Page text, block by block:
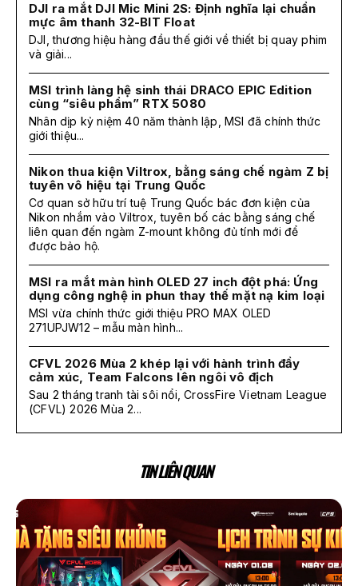
DJI ra mắt DJI Mic Mini 2S: Định nghĩa lại chuẩn
mực âm thanh 32-BIT Float
DJI, thương hiệu hàng đầu thế giới về thiết bị quay phim
và giải...
MSI trình làng hệ sinh thái DRACO EPIC Edition
cùng “siêu phẩm” RTX 5080
Nhân dịp kỷ niệm 40 năm thành lập, MSI đã chính thức
giới thiệu...
Nikon thua kiện Viltrox, bằng sáng chế ngàm Z bị
tuyên vô hiệu tại Trung Quốc
Cơ quan sở hữu trí tuệ Trung Quốc bác đơn kiện của
Nikon nhắm vào Viltrox, tuyên bố các bằng sáng chế
liên quan đến ngàm Z-mount không đủ tính mới để
được bảo hộ.
MSI ra mắt màn hình OLED 27 inch đột phá: Ứng
dụng công nghệ in phun thay thế mặt nạ kim loại
MSI vừa chính thức giới thiệu PRO MAX OLED
271UPJW12 – mẫu màn hình...
CFVL 2026 Mùa 2 khép lại với hành trình đầy
cảm xúc, Team Falcons lên ngôi vô địch
Sau 2 tháng tranh tài sôi nổi, CrossFire Vietnam League
(CFVL) 2026 Mùa 2...
TIN LIÊN QUAN